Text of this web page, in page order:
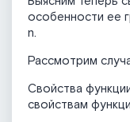
особенности ее
n.
Рассмотрим
Свойства
свойствам